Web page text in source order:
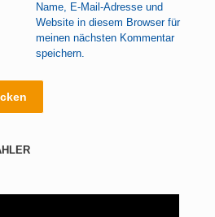
Name, E-Mail-Adresse und
Website in diesem Browser für
meinen nächsten Kommentar
speichern.